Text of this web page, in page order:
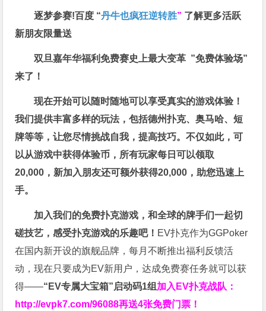
逐梦参赛!百度 “丹牛也疯狂逆转胜” 了解更多活跃
新朋友限量送
双旦嘉年华福利免费赛史上最大变革 ”免费体验场”
来了！
现在开始可以随时随地可以享受真实的游戏体验！
我们提供丰富多样的玩法，包括德州扑克、奥马哈、短
牌等等，让您尽情挑战自我，提高技巧。不仅如此，可
以从游戏中获得体验币，所有玩家每日可以领取
20,000，新加入朋友还可额外获得20,000，助您迅速上
手。
加入我们的免费扑克游戏，和全球的牌手们一起切
磋技艺，感受扑克游戏的乐趣吧！ EV扑克作为GGPoker
在国内新开设的旗舰品牌，每月不断推出福利反馈活
动，现在只要成为EV新用户，达成免费赛任务就可以获
得——“EV专属大宝箱”启动码1组 加入EV扑克战队：
http://evpk7.com/96088再送4张免费门票！